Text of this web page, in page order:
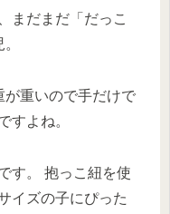
まだまだ「だっこ
重いので手だけで
すよね。
す。 抱っこ紐を使
イズの子にぴった